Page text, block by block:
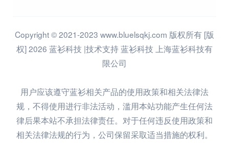
Copyright © 2021-2023 www.bluelsqkj.com 版权所有 [版
权] 2026 蓝衫科技 |技术支持 蓝衫科技 上海蓝衫科技有
限公司
用户应该遵守蓝衫相关产品的使用政策和相关法律法
规，不得使用进行非法活动，滥用本站功能产生任何法
律后果本站不承担法律责任。对于任何违反使用政策和
相关法律法规的行为，公司保留采取适当措施的权利。